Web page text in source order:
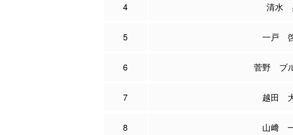
4 清水
5 一戸
6 菅野 ブ
7 越田
8 山﨑